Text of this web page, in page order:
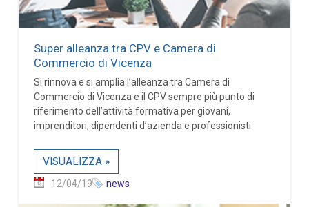
Super alleanza tra CPV e Camera di
Commercio di Vicenza
Si rinnova e si amplia l’alleanza tra Camera di
Commercio di Vicenza e il CPV sempre più punto di
riferimento dell’attività formativa per giovani,
imprenditori, dipendenti d’azienda e professionisti
VISUALIZZA »
12/04/19 news